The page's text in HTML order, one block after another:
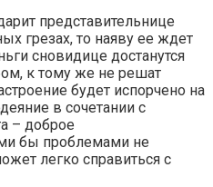
представительнице
грезах, то наяву ее ждет
сновидице достанутся
к тому же не решат
будет испорчено на
в сочетании с
– доброе
бы проблемами не
легко справиться с